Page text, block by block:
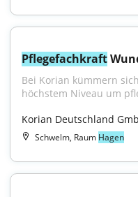
Pflegefachkraft
Bei Korian kümmern
höchstem Niveau um
Korian Deutschland
Schwelm, Raum Hagen